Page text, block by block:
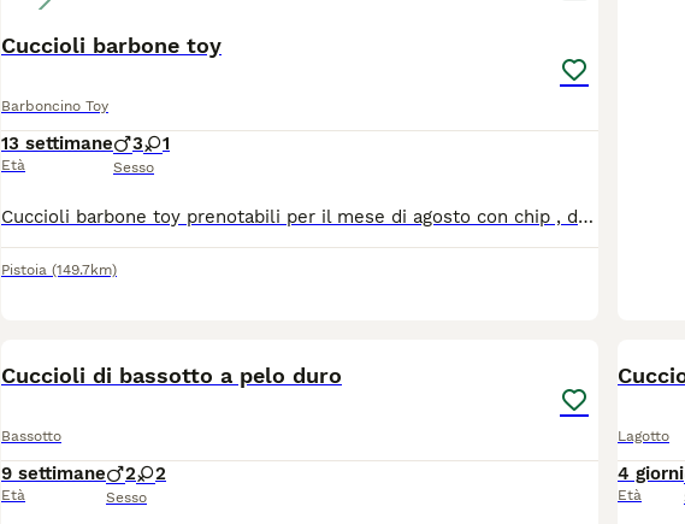
Cuccioli barbone toy
Barboncino Toy
13 settimane
Età
3 1
Sesso
Cuccioli barbone toy prenotabili per il mese di agosto con chip , due vaccini , sverminazioni effettuate , visita veterinaria completa e pedigree enci . Cerchiamo mamma e papa' speciali che sappiano amarli
Pistoia (149.7km)
Cuccioli di bassotto a pelo duro
Bassotto
9 settimane
Età
2 2
Sesso
Lagotto
4 giorni
Età